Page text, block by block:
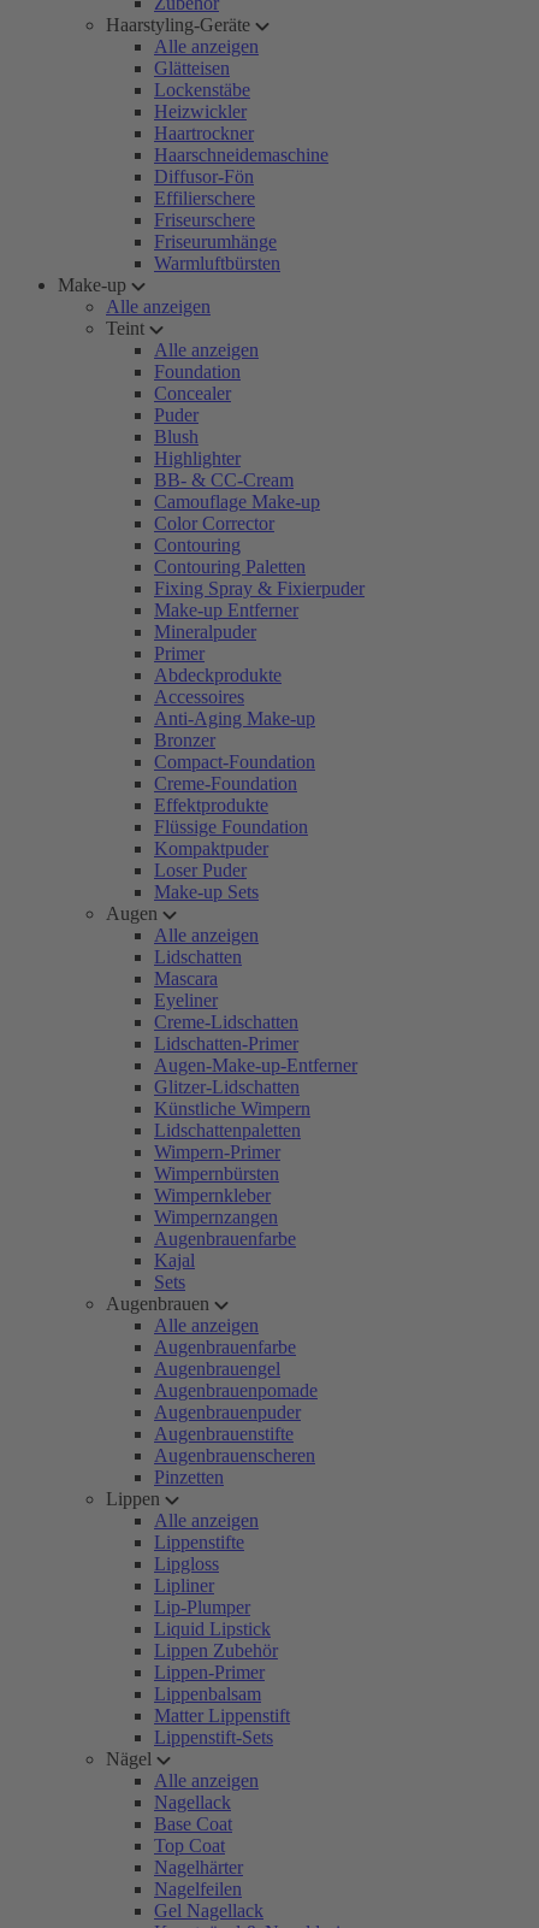
Haarstyling-Geräte
Alle anzeigen
Glätteisen
Lockenstäbe
Heizwickler
Haartrockner
Haarschneidemaschine
Diffusor-Fön
Effilierschere
Friseurschere
Friseurumhänge
Warmluftbürsten
Make-up
Alle anzeigen
Teint
Alle anzeigen
Foundation
Concealer
Puder
Blush
Highlighter
BB- & CC-Cream
Camouflage Make-up
Color Corrector
Contouring
Contouring Paletten
Fixing Spray & Fixierpuder
Make-up Entferner
Mineralpuder
Primer
Abdeckprodukte
Accessoires
Anti-Aging Make-up
Bronzer
Compact-Foundation
Creme-Foundation
Effektprodukte
Flüssige Foundation
Kompaktpuder
Loser Puder
Make-up Sets
Augen
Alle anzeigen
Lidschatten
Mascara
Eyeliner
Creme-Lidschatten
Lidschatten-Primer
Augen-Make-up-Entferner
Glitzer-Lidschatten
Künstliche Wimpern
Lidschattenpaletten
Wimpern-Primer
Wimpernbürsten
Wimpernkleber
Wimpernzangen
Augenbrauenfarbe
Kajal
Sets
Augenbrauen
Alle anzeigen
Augenbrauenfarbe
Augenbrauengel
Augenbrauenpomade
Augenbrauenpuder
Augenbrauenstifte
Augenbrauenscheren
Pinzetten
Lippen
Alle anzeigen
Lippenstifte
Lipgloss
Lipliner
Lip-Plumper
Liquid Lipstick
Lippen Zubehör
Lippen-Primer
Lippenbalsam
Matter Lippenstift
Lippenstift-Sets
Nägel
Alle anzeigen
Nagellack
Base Coat
Top Coat
Nagelhärter
Nagelfeilen
Gel Nagellack